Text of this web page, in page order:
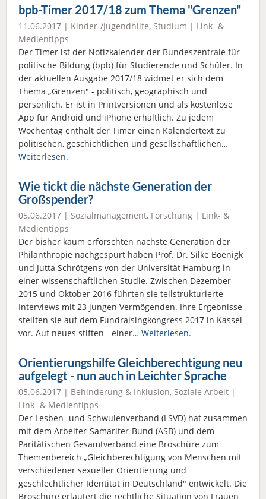
bpb-Timer 2017/18 zum Thema "Grenzen"
11.06.2017 | Kinder-/Jugendhilfe, Studium | Link- &
Medientipps
Der Timer ist der Notizkalender der Bundeszentrale für
politische Bildung (bpb) für Studierende und Schüler. In
der aktuellen Ausgabe 2017/18 widmet er sich dem
Thema „Grenzen" - politisch, geographisch und
persönlich. Er ist in Printversionen und als kostenlose
App für Android und iPhone erhältlich. Zu jedem
Wochentag enthält der Timer einen Kalendertext zu
politischen, geschichtlichen und gesellschaftlichen…
Weiterlesen.
Wie tickt die nächste Generation der
Großspender?
05.06.2017 | Sozialmanagement, Forschung | Link- &
Medientipps
Der bisher kaum erforschten nächste Generation der
Philanthropie nachgespürt haben Prof. Dr. Silke Boenigk
und Jutta Schrötgens von der Universität Hamburg in
einer wissenschaftlichen Studie. Zwischen Dezember
2015 und Oktober 2016 führten sie teilstrukturierte
Interviews mit 23 jungen Vermögenden. Ihre Ergebnisse
stellten sie auf dem Fundraisingkongress 2017 in Kassel
vor. Auf neues stiften - einer… Weiterlesen.
Orientierungshilfe Gleichberechtigung neu
aufgelegt - nun auch in Leichter Sprache
05.06.2017 | Behinderung & Inklusion, Soziale Arbeit |
Link- & Medientipps
Der Lesben- und Schwulenverband (LSVD) hat zusammen
mit dem Arbeiter-Samariter-Bund (ASB) und dem
Paritätischen Gesamtverband eine Broschüre zum
Themenbereich „Gleichberechtigung von Menschen mit
verschiedener sexueller Orientierung und
geschlechtlicher Identität in Deutschland" entwickelt. Die
Broschüre erläutert die rechtliche Situation von Frauen